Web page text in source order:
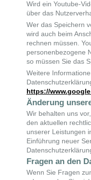
Wird ein Youtube-
über das
Wer das Speichern
wird auch beim
rechnen müssen.
personenbezogene
so müssen Sie das
Weitere
https://
Änderung
Wir behalten uns
den aktuellen
unserer Leistungen
Einführung neuer
Fragen an den
Wenn Sie Fragen